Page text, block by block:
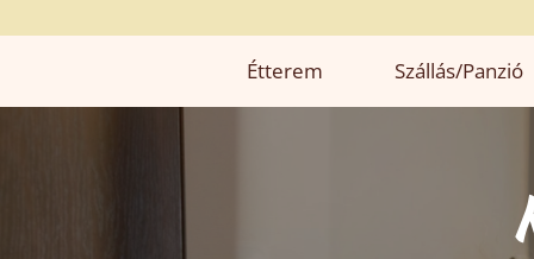
Étterem Szállás/panzió